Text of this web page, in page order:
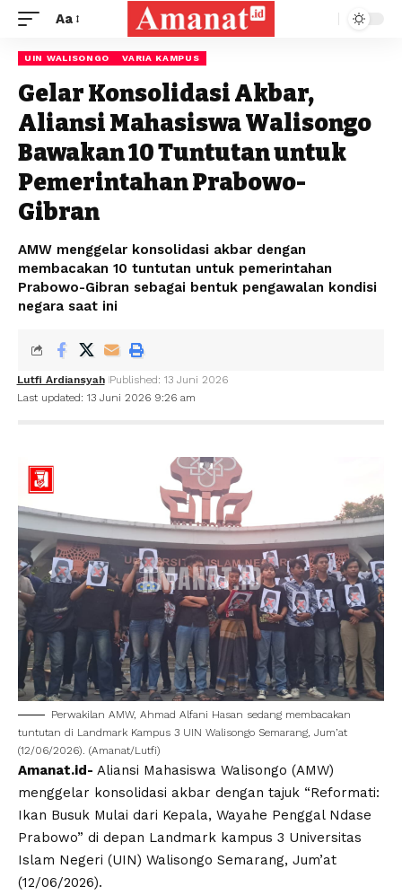
Aa
UIN WALISONGO VARIA KAMPUS
Gelar Konsolidasi Akbar,
Aliansi Mahasiswa Walisongo
Bawakan 10 Tuntutan untuk
Pemerintahan Prabowo-
Gibran
AMW menggelar konsolidasi akbar dengan
membacakan 10 tuntutan untuk pemerintahan
Prabowo-Gibran sebagai bentuk pengawalan kondisi
negara saat ini
Last updated: 13 Juni 2026 9:26 am
Lutfi Ardiansyah Published: 13 Juni 2026
Perwakilan AMW, Ahmad Alfani Hasan sedang membacakan
tuntutan di Landmark Kampus 3 UIN Walisongo Semarang, Jum’at
(12/06/2026). (Amanat/Lutfi)
Amanat.id- Aliansi Mahasiswa Walisongo (AMW)
menggelar konsolidasi akbar dengan tajuk “Reformati:
Ikan Busuk Mulai dari Kepala, Wayahe Penggal Ndase
Prabowo” di depan Landmark kampus 3 Universitas
Islam Negeri (UIN) Walisongo Semarang, Jum’at
(12/06/2026).